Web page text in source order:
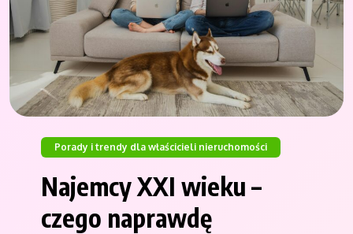
Porady i trendy dla właścicieli nieruchomości
Najemcy XXI wieku –
czego naprawdę